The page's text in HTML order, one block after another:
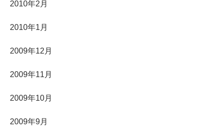
2010年2月
2010年1月
2009年12月
2009年11月
2009年10月
2009年9月